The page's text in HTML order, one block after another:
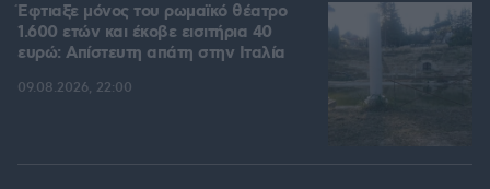
Έφτιαξε μόνος του ρωμαϊκό θέατρο
1.600 ετών και έκοβε εισιτήρια 40
ευρώ: Απίστευτη απάτη στην Ιταλία
09.08.2026, 22:00